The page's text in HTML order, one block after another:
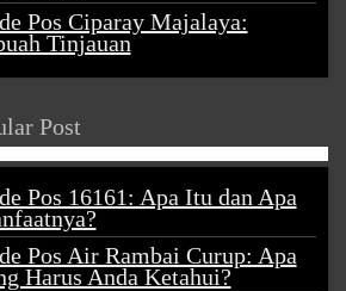
Pos Ciparay Majalaya:
Tinjauan
Post
Pos 16161: Apa Itu dan Apa
Pos Air Rambai Curup: Apa
Harus Anda Ketahui?